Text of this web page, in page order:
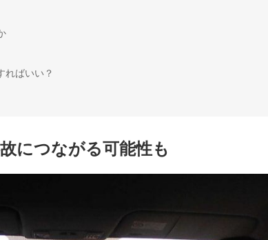
ればいい？
につながる可能性も